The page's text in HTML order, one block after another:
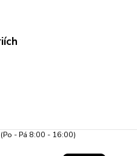
(Po - Pá 8:00 - 16:00)